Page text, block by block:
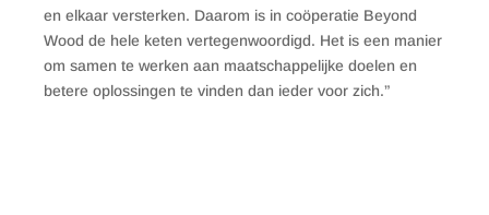
en elkaar versterken. Daarom is in coöperatie Beyond
Wood de hele keten vertegenwoordigd. Het is een manier
om samen te werken aan maatschappelijke doelen en
betere oplossingen te vinden dan ieder voor zich.”